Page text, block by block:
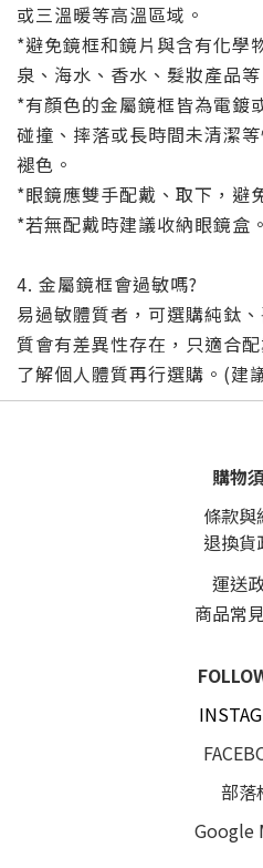
或三溫暖等高溫區域。
*避免鏡框和鏡片與含有化學
泉、海水、香水、髮妝產品等
*有顏色的金屬鏡框皆為電鍍
碰撞、摔落或長時間未清潔
褪色。
*眼鏡應雙手配戴、取下，避
*若無配戴時建議收納眼鏡盒。
4. 金屬鏡框會過敏嗎?
易過敏體質者，可選購純鈦
質會有差異性存在，只適合
了解個人體質再行選購。(建
購物
條款與
退換貨
運送
商品常
部落
Google